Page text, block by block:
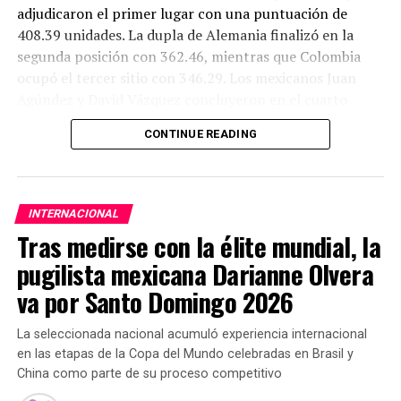
adjudicaron el primer lugar con una puntuación de
408.39 unidades. La dupla de Alemania finalizó en la
segunda posición con 362.46, mientras que Colombia
ocupó el tercer sitio con 346.29. Los mexicanos Juan
lugar con 344.88 puntos.
“Bien, contento. Hubo buenos clavados; otros se pueden
mejorar, pero al final se logró el objetivo, que era ganar.
Estamos felices y sabemos que lo mejor está por venir en
los Juegos Centroamericanos y del Caribe”, expresó el
campeón mundial Osmar Olvera.
El doble medallista olímpico agregó que la justa regional
representa el siguiente gran compromiso para la
selección nacional.
CONTINUE READING
INTERNACIONAL
Tras medirse con la élite mundial, la
pugilista mexicana Darianne Olvera
va por Santo Domingo 2026
La seleccionada nacional acumuló experiencia internacional
en las etapas de la Copa del Mundo celebradas en Brasil y
China como parte de su proceso competitivo